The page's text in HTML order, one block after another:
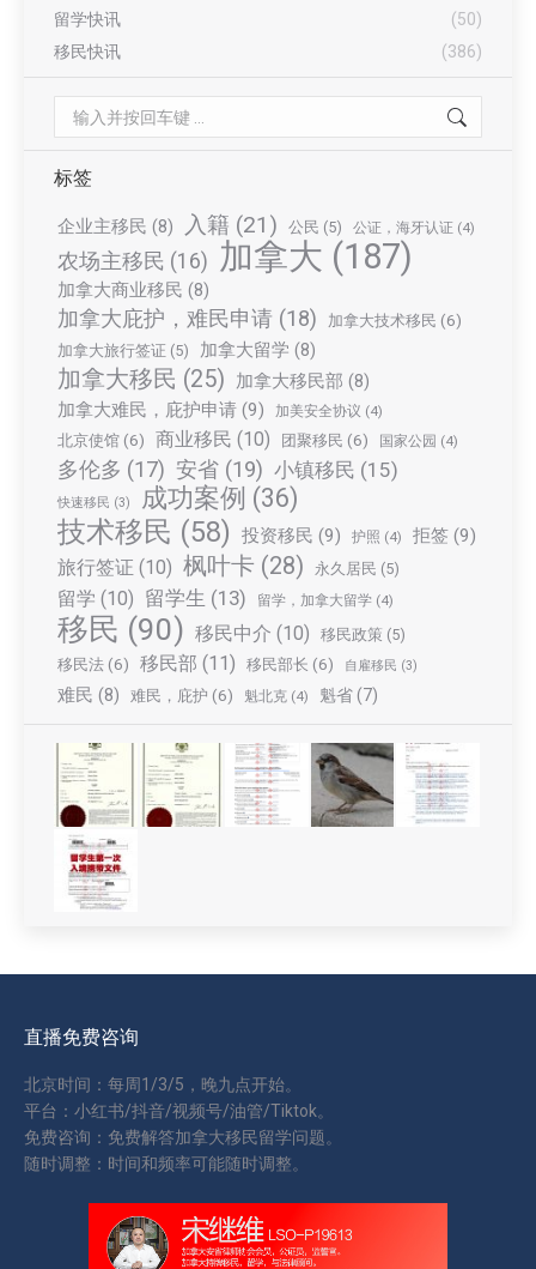
留学快讯
(50)
移民快讯
(386)
Search:
标签
企业主移民 (8) 入籍 (21) 公民 (5) 公证，海牙认证 (4)
农场主移民 (16) 加拿大 (187)
加拿大商业移民 (8)
加拿大庇护，难民申请 (18) 加拿大技术移民 (6)
加拿大旅行签证 (5) 加拿大留学 (8)
加拿大移民 (25) 加拿大移民部 (8)
加拿大难民，庇护申请 (9) 加美安全协议 (4)
北京使馆 (6) 商业移民 (10) 团聚移民 (6) 国家公园 (4)
多伦多 (17) 安省 (19) 小镇移民 (15)
快速移民 (3) 成功案例 (36)
技术移民 (58) 投资移民 (9) 护照 (4) 拒签 (9)
旅行签证 (10) 枫叶卡 (28) 永久居民 (5)
留学 (10) 留学生 (13) 留学，加拿大留学 (4)
移民 (90) 移民中介 (10) 移民政策 (5)
移民法 (6) 移民部 (11) 移民部长 (6) 自雇移民 (3)
难民 (8) 难民，庇护 (6) 魁北克 (4) 魁省(7)
直播免费咨询
北京时间：每周1/3/5，晚九点开始。
平台：小红书/抖音/视频号/油管/Tiktok。
免费咨询：免费解答加拿大移民留学问题。
随时调整：时间和频率可能随时调整。